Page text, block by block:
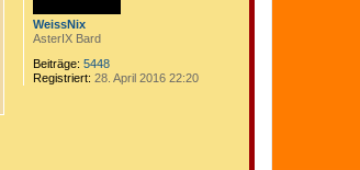
WeissNix
AsterIX Bard
Beiträge: 5448
Registriert: 28. April 2016 22:20